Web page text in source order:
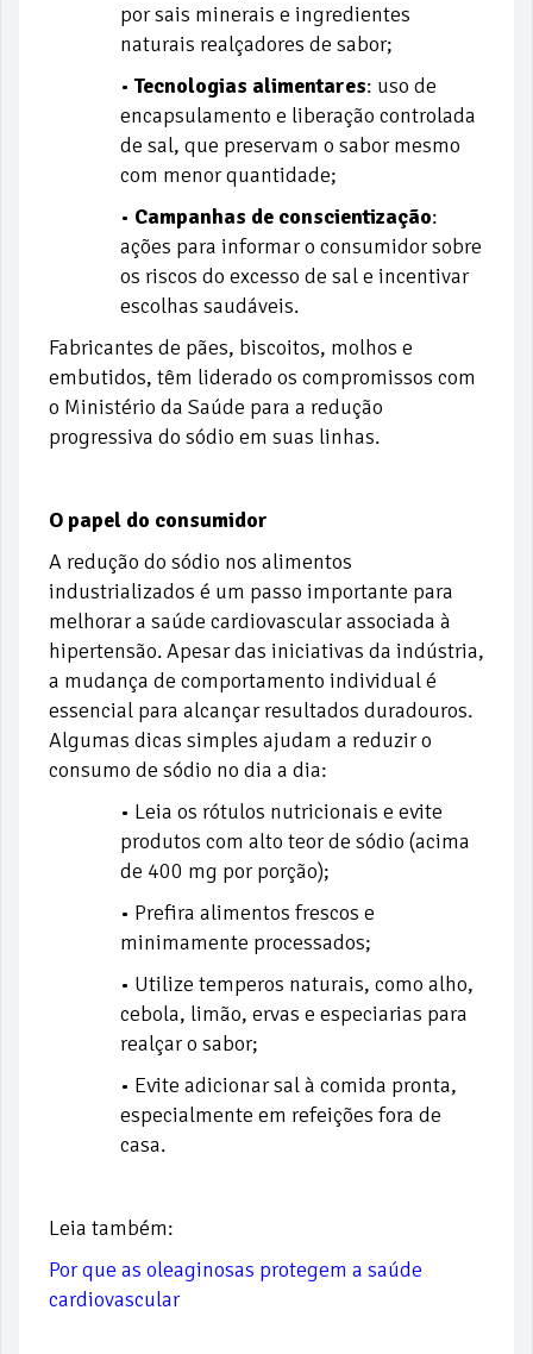
por sais minerais e ingredientes
naturais realçadores de sabor;
•Tecnologias alimentares: uso de
encapsulamento e liberação controlada
de sal, que preservam o sabor mesmo
com menor quantidade;
• Campanhas de conscientização:
ações para informar o consumidor sobre
os riscos do excesso de sal e incentivar
escolhas saudáveis.
Fabricantes de pães, biscoitos, molhos e
embutidos, têm liderado os compromissos com
o Ministério da Saúde para a redução
progressiva do sódio em suas linhas.
O papel do consumidor
A redução do sódio nos alimentos
industrializados é um passo importante para
melhorar a saúde cardiovascular associada à
hipertensão. Apesar das iniciativas da indústria,
a mudança de comportamento individual é
essencial para alcançar resultados duradouros.
Algumas dicas simples ajudam a reduzir o
consumo de sódio no dia a dia:
• Leia os rótulos nutricionais e evite
produtos com alto teor de sódio (acima
de 400 mg por porção);
• Prefira alimentos frescos e
minimamente processados;
• Utilize temperos naturais, como alho,
cebola, limão, ervas e especiarias para
realçar o sabor;
• Evite adicionar sal à comida pronta,
especialmente em refeições fora de
casa.
Leia também:
Por que as oleaginosas protegem a saúde
cardiovascular